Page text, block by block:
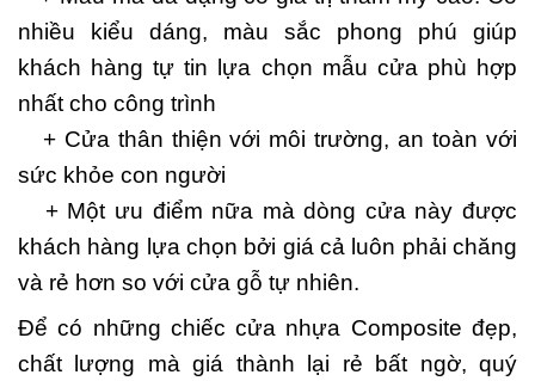
nhiều kiểu dáng, màu sắc phong phú giúp
khách hàng tự tin lựa chọn mẫu cửa phù hợp
nhất cho công trình
+ Cửa thân thiện với môi trường, an toàn với
sức khỏe con người
+ Một ưu điểm nữa mà dòng cửa này được
khách hàng lựa chọn bởi giá cả luôn phải chăng
và rẻ hơn so với cửa gỗ tự nhiên.
Để có những chiếc cửa nhựa Composite đẹp,
chất lượng mà giá thành lại rẻ bất ngờ, quý